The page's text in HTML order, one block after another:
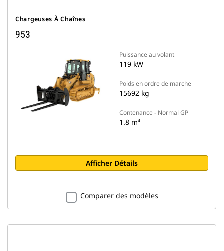
Chargeuses À Chaînes
953
Puissance au volant
119 kW
Poids en ordre de marche
15692 kg
Contenance - Normal GP
1.8 m³
Afficher Détails
Comparer des modèles